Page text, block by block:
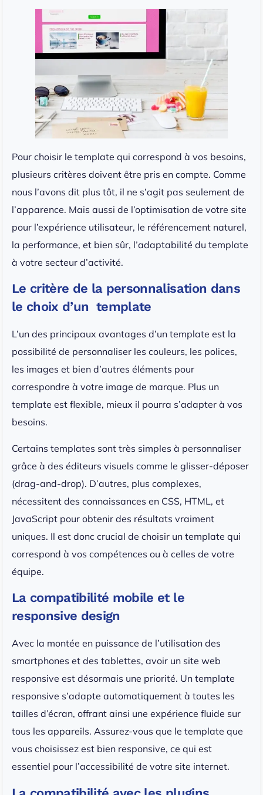
Pour choisir le template qui correspond à vos besoins,
plusieurs critères doivent être pris en compte. Comme
nous l’avons dit plus tôt, il ne s’agit pas seulement de
l’apparence. Mais aussi de l’optimisation de votre site
pour l’expérience utilisateur, le référencement naturel,
la performance, et bien sûr, l’adaptabilité du template
à votre secteur d’activité.
Le critère de la personnalisation dans
le choix d’un template
L’un des principaux avantages d’un template est la
possibilité de personnaliser les couleurs, les polices,
les images et bien d’autres éléments pour
correspondre à votre image de marque. Plus un
template est flexible, mieux il pourra s’adapter à vos
besoins.
Certains templates sont très simples à personnaliser
grâce à des éditeurs visuels comme le glisser-déposer
(drag-and-drop). D’autres, plus complexes,
nécessitent des connaissances en CSS, HTML, et
JavaScript pour obtenir des résultats vraiment
uniques. Il est donc crucial de choisir un template qui
correspond à vos compétences ou à celles de votre
équipe.
La compatibilité mobile et le
responsive design
Avec la montée en puissance de l’utilisation des
smartphones et des tablettes, avoir un site web
responsive est désormais une priorité. Un template
responsive s’adapte automatiquement à toutes les
tailles d’écran, offrant ainsi une expérience fluide sur
tous les appareils. Assurez-vous que le template que
vous choisissez est bien responsive, ce qui est
essentiel pour l’accessibilité de votre site internet.